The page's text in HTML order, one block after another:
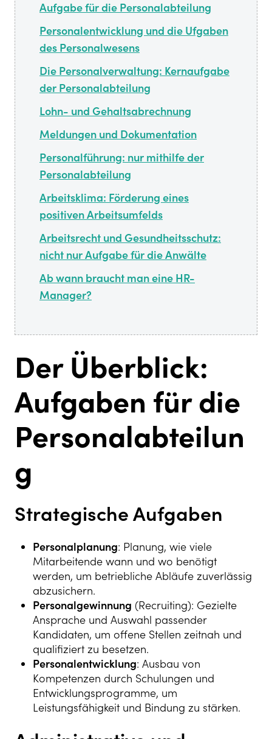
Aufgabe für die Personalabteilung
Personalentwicklung und die Ufgaben
des Personalwesens
Die Personalverwaltung: Kernaufgabe
der Personalabteilung
Lohn- und Gehaltsabrechnung
Meldungen und Dokumentation
Personalführung: nur mithilfe der
Personalabteilung
Arbeitsklima: Förderung eines
positiven Arbeitsumfelds
Arbeitsrecht und Gesundheitsschutz:
nicht nur Aufgabe für die Anwälte
Ab wann braucht man eine HR-
Manager?
Der Überblick:
Aufgaben für die
Personalabteilun
g
Strategische Aufgaben
Personalplanung: Planung, wie viele
Mitarbeitende wann und wo benötigt
werden, um betriebliche Abläufe zuverlässig
abzusichern.
Personalgewinnung (Recruiting): Gezielte
Ansprache und Auswahl passender
Kandidaten, um offene Stellen zeitnah und
qualifiziert zu besetzen.
Personalentwicklung: Ausbau von
Kompetenzen durch Schulungen und
Entwicklungsprogramme, um
Leistungsfähigkeit und Bindung zu stärken.